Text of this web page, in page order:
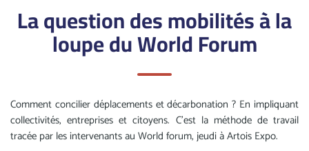
La question des mobilités à la
loupe du World Forum
Comment concilier déplacements et décarbonation ? En impliquant
collectivités, entreprises et citoyens. C'est la méthode de travail
tracée par les intervenants au World forum, jeudi à Artois Expo.